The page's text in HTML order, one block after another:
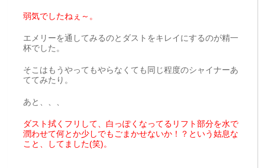
弱気でしたねぇ～。
エメリーを通してみるのとダストをキレイにするのが精一
杯でした。
そこはもうやってもやらなくても同じ程度のシャイナーあ
ててみたり。
あと、、、
ダスト拭くフリして、白っぽくなってるリフト部分を水で
潤わせて何とか少しでもごまかせないか！？という姑息な
こと、してました(笑)。